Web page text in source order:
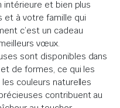
intérieure et bien plus
et à votre famille qui
c’est un cadeau
vœux.
sont disponibles dans
de formes, ce qui les
couleurs naturelles
contribuent au